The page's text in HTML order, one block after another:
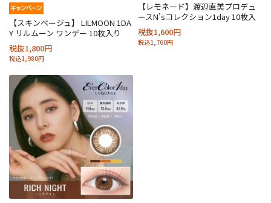
【スキンベージュ】 LILMOON 1DA
Y リルムーン ワンデー 10枚入り
税抜1,800円
税込1,980円
【レモネード】渡辺直美プロデュ
ースN’sコレクション1day 10枚入
税抜1,600円
税込1,760円